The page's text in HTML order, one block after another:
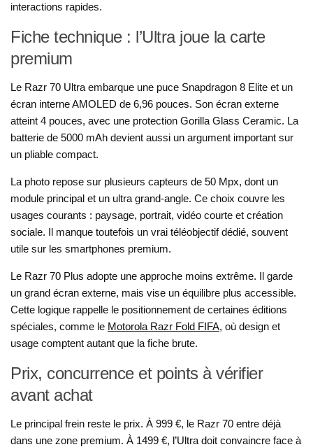
interactions rapides.
Fiche technique : l’Ultra joue la carte
premium
Le Razr 70 Ultra embarque une puce Snapdragon 8 Elite et un
écran interne AMOLED de 6,96 pouces. Son écran externe
atteint 4 pouces, avec une protection Gorilla Glass Ceramic. La
batterie de 5000 mAh devient aussi un argument important sur
un pliable compact.
La photo repose sur plusieurs capteurs de 50 Mpx, dont un
module principal et un ultra grand-angle. Ce choix couvre les
usages courants : paysage, portrait, vidéo courte et création
sociale. Il manque toutefois un vrai téléobjectif dédié, souvent
utile sur les smartphones premium.
Le Razr 70 Plus adopte une approche moins extrême. Il garde
un grand écran externe, mais vise un équilibre plus accessible.
Cette logique rappelle le positionnement de certaines éditions
spéciales, comme le Motorola Razr Fold FIFA, où design et
usage comptent autant que la fiche brute.
Prix, concurrence et points à vérifier
avant achat
Le principal frein reste le prix. À 999 €, le Razr 70 entre déjà
dans une zone premium. À 1499 €, l’Ultra doit convaincre face à